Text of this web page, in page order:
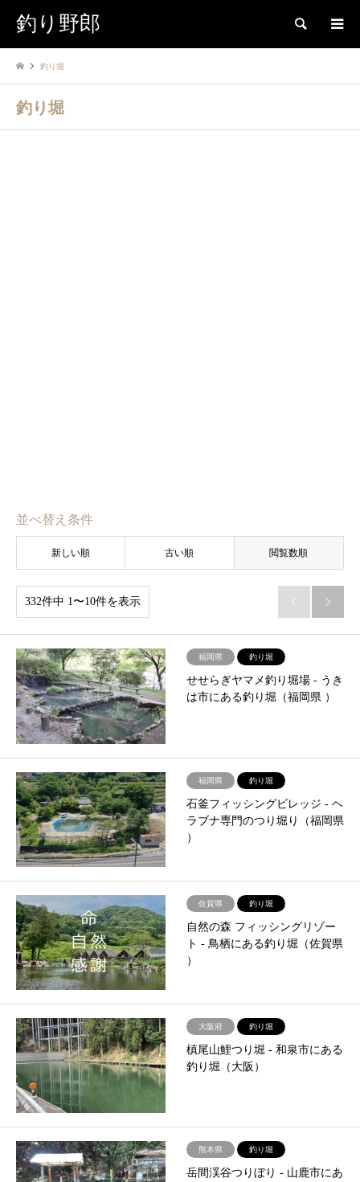
釣り野郎 検索
釣り堀
釣り堀
並べ替え条件
新しい順 古い順 閲覧数順
332件中 1〜10件を表示  
福岡県 釣り堀
せせらぎヤマメ釣り堀場 ‐ うき
は市にある釣り堀（福岡県 ）
福岡県 釣り堀
石釜フィッシングビレッジ ‐ ヘ
ラブナ専門のつり堀り（福岡県
）
佐賀県 釣り堀
自然の森 フィッシングリゾー
ト ‐ 鳥栖にある釣り堀（佐賀県
）
大阪府 釣り堀
槙尾山鯉つり堀 ‐ 和泉市にある
釣り堀（大阪）
熊本県 釣り堀
岳間渓谷つりぼり ‐ 山鹿市にあ